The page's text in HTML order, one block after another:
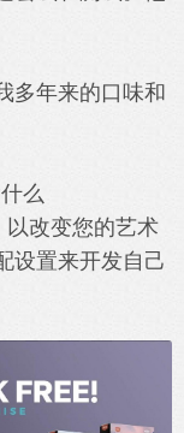
多年来的口味和
么
改变您的艺术
设置来开发自己